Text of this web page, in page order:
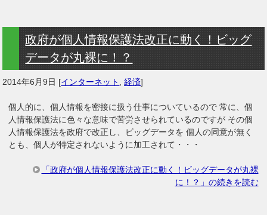
政府が個人情報保護法改正に動く！ビッグ
データが丸裸に！？
2014年6月9日 [インターネット ,経済]
個人的に、個人情報を密接に扱う仕事についているので 常に、個
人情報保護法に色々な意味で苦労させられているのですが その個
人情報保護法を政府で改正し、ビッグデータを 個人の同意が無く
とも、個人が特定されないように加工されて・・・
「政府が個人情報保護法改正に動く！ビッグデータが丸裸
に！？」の続きを読む